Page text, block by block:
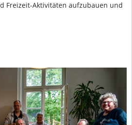
Freizeit-Aktivitäten aufzubauen und